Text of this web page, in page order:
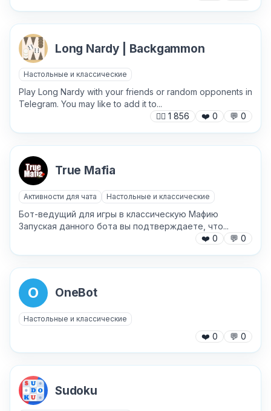
Причина жалобы *
Текст обращения (необязательно)
Хочу получить ответ на email
Отправить
Long Nardy | Backgammon
Настольные и классические
Play Long Nardy with your friends or random opponents in
Telegram. You may like to add it to...
🙍‍♂️ 1 856 ❤️ 0 💬 0
True Mafia
Активности для чата Настольные и классические
Бот-ведущий для игры в классическую Мафию
Запуская данного бота вы подтверждаете, что...
❤️ 0 💬 0
O OneBot
Настольные и классические
❤️ 0 💬 0
Sudoku